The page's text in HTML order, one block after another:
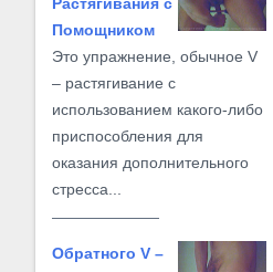
Растягивания с
Помощником
Это упражнение, обычное V
– растягивание с
использованием какого-либо
приспособления для
оказания дополнительного
стресса...
Обратного V –